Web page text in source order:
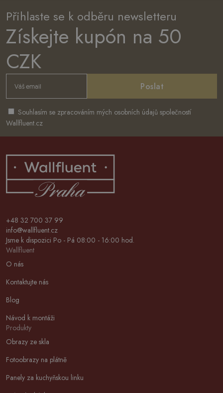
Přihlaste se k odběru newsletteru
Získejte kupón na 50
CZK
Poslat
Souhlasím se zpracováním mých osobních údajů společností
Wallfluent.cz
+48 32 700 37 99
info@wallfluent.cz
Jsme k dispozici Po - Pá 08:00 - 16:00 hod.
Wallfluent
O nás
Kontaktujte nás
Blog
Návod k montáži
Produkty
Obrazy ze skla
Fotoobrazy na plátně
Panely za kuchyňskou linku